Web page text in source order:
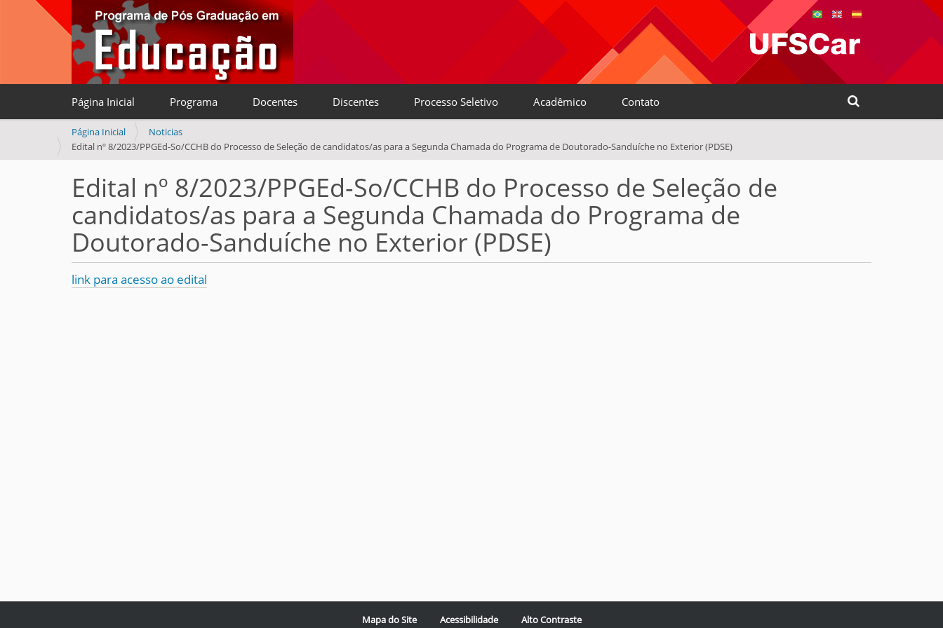
Busca
Busca Avançada…
Página Inicial Programa Docentes Discentes Processo Seletivo Acadêmico Contato
V
o
t
á
a
q
u
Página Inicial
Noticias
Edital nº 8/2023/PPGEd-So/CCHB do Processo de Seleção de candidatos/as para a Segunda Chamada do Programa de Doutorado-Sanduíche no Exterior (PDSE)
Edital nº 8/2023/PPGEd-So/CCHB do Processo de Seleção de
candidatos/as para a Segunda Chamada do Programa de
Doutorado-Sanduíche no Exterior (PDSE)
link para acesso ao edital
Mapa do Site Acessibilidade Alto Contraste